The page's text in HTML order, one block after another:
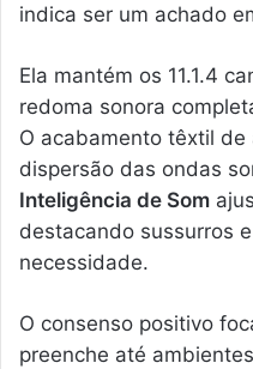
indica ser um achado
Ela mantém os 11.1.4
redoma sonora
O acabamento têxtil
dispersão das ondas
Inteligência de Som
destacando sussurros
necessidade.
O consenso positivo
preenche até